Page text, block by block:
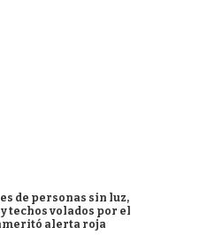
de personas sin luz,
techos volados por el
alerta roja